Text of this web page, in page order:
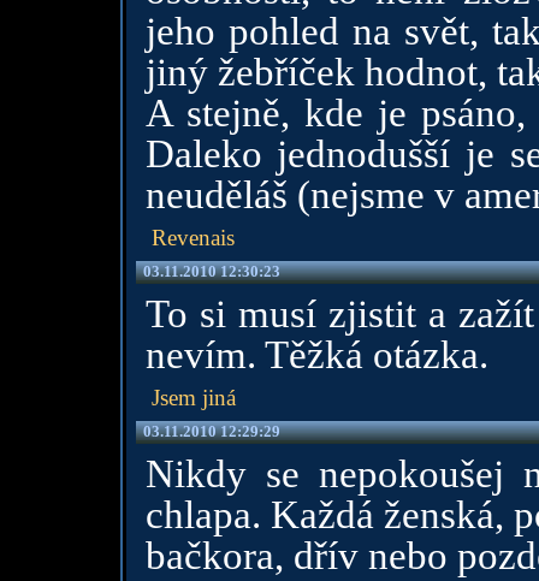
jeho pohled na svět,
jiný žebříček hodnot,
A stejně, kde je
Daleko jednodušší je
neuděláš (nejsme v
Revenais
03.11.2010 12:30:23
To si musí zjistit a
nevím. Těžká otázka.
Jsem jiná
03.11.2010 12:29:29
Nikdy se nepokoušej
chlapa. Každá ženská,
bačkora, dřív nebo